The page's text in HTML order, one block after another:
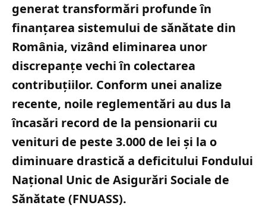
generat transformări profunde în
finanțarea sistemului de sănătate din
România, vizând eliminarea unor
discrepanțe vechi în colectarea
contribuțiilor. Conform unei analize
recente, noile reglementări au dus la
încasări record de la pensionarii cu
venituri de peste 3.000 de lei și la o
diminuare drastică a deficitului Fondului
Național Unic de Asigurări Sociale de
Sănătate (FNUASS).